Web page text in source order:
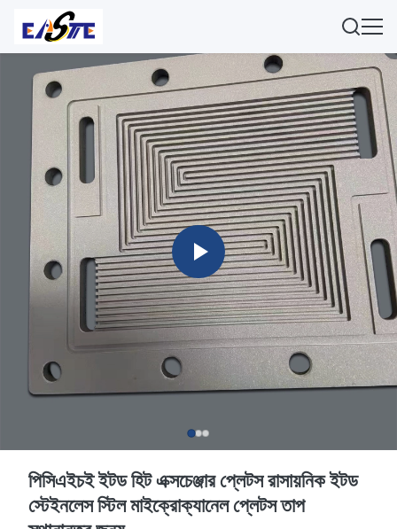
পিসিএইচই ইটড হিট এক্সচেঞ্জার প্লেটস রাসায়নিক ইটড
স্টেইনলেস স্টিল মাইক্রোক্যানেল প্লেটস তাপ